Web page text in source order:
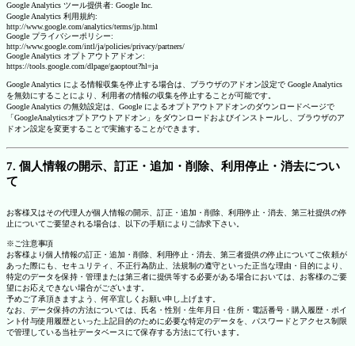
Google Analytics ツール提供者: Google Inc.
Google Analytics 利用規約:
http://www.google.com/analytics/terms/jp.html
Google プライバシーポリシー:
http://www.google.com/intl/ja/policies/privacy/partners/
Google Analytics オプトアウトアドオン:
https://tools.google.com/dlpage/gaoptout?hl=ja
Google Analytics による情報収集を停止する場合は、ブラウザのアドオン設定で Google Analytics
を無効にすることにより、利用者の情報の収集を停止することが可能です。
Google Analytics の無効設定は、Google によるオプトアウトアドオンのダウンロードページで
「GoogleAnalyticsオプトアウトアドオン」をダウンロードおよびインストールし、ブラウザのア
ドオン設定を変更することで実施することができます。
7. 個人情報の開示、訂正・追加・削除、利用停止・消去につい
て
お客様又はその代理人が個人情報の開示、訂正・追加・削除、利用停止・消去、第三社提供の停
止についてご要望される場合は、以下の手順によりご請求下さい。
※ご注意事項
お客様より個人情報の訂正・追加・削除、利用停止・消去、第三者提供の停止についてご依頼が
あった際にも、セキュリティ、不正行為防止、法規制の遵守といった正当な理由・目的により、
特定のデータを保持・管理または第三者に提供等する必要がある場合においては、お客様のご要
望にお応えできない場合がございます。
予めご了承頂きますよう、何卒宜しくお願い申し上げます。
なお、データ保持の方法については、氏名・性別・生年月日・住所・電話番号・購入履歴・ポイ
ント付与使用履歴といった上記目的のために必要な特定のデータを、パスワードとアクセス制限
で管理している当社データベースにて保存する方法にて行います。